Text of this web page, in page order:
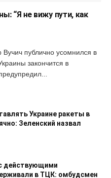
“Я не вижу пути, как
публично усомнился в
закончится в
Украине ракеты в
Зеленский назвал
действующими
в ТЦК: омбудсмен